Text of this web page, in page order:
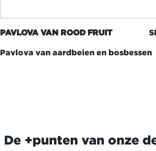
PAVLOVA VAN ROOD FRUIT
Pavlova van aardbeien en bosbessen
De +punten van onze